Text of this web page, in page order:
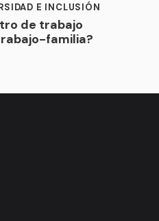
E INCLUSIÓN
de trabajo
familia?